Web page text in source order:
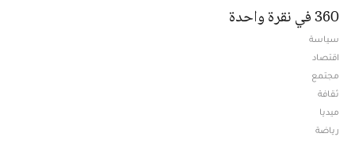
360 في نقرة واحدة
سياسة
اقتصاد
مجتمع
ثقافة
ميديا
رياضة